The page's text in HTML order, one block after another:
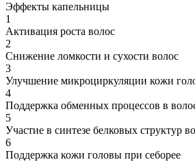
Эффекты капельницы
1
Активация роста волос
2
Снижение ломкости и сухости волос
3
Улучшение микроциркуляции кожи
4
Поддержка обменных процессов в
5
Участие в синтезе белковых структур
6
Поддержка кожи головы при себорее